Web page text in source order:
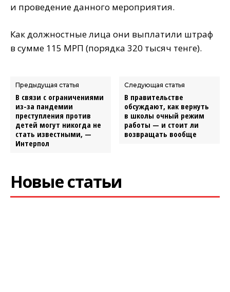
и проведение данного мероприятия.
Как должностные лица они выплатили штраф
в сумме 115 МРП (порядка 320 тысяч тенге).
Предыдущая статья
В связи с ограничениями
из-за пандемии
преступления против
детей могут никогда не
стать известными, —
Интерпол
Следующая статья
В правительстве
обсуждают, как вернуть
в школы очный режим
работы — и стоит ли
возвращать вообще
Новые статьи